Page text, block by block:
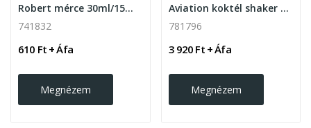
Robert mérce 30ml/15ml , ezüst
741832
610 Ft + Áfa
Megnézem
Aviation koktél shaker 550ml
781796
3 920 Ft + Áfa
Megnézem